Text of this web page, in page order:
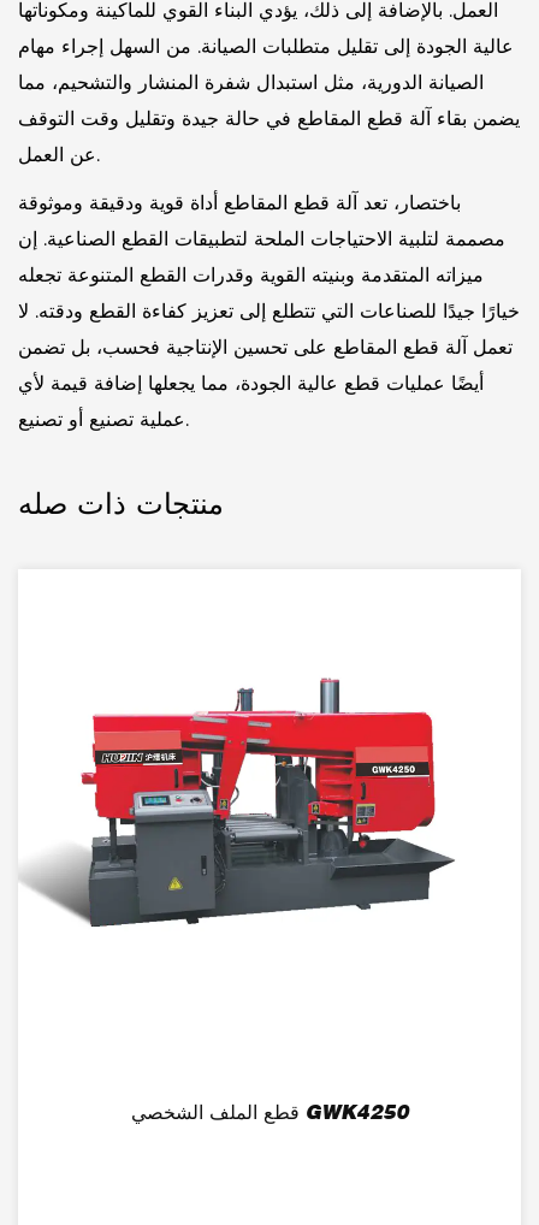
العمل. بالإضافة إلى ذلك، يؤدي البناء القوي للماكينة ومكوناتها
عالية الجودة إلى تقليل متطلبات الصيانة. من السهل إجراء مهام
الصيانة الدورية، مثل استبدال شفرة المنشار والتشحيم، مما
يضمن بقاء آلة قطع المقاطع في حالة جيدة وتقليل وقت التوقف
عن العمل.
باختصار، تعد آلة قطع المقاطع أداة قوية ودقيقة وموثوقة
مصممة لتلبية الاحتياجات الملحة لتطبيقات القطع الصناعية. إن
ميزاته المتقدمة وبنيته القوية وقدرات القطع المتنوعة تجعله
خيارًا جيدًا للصناعات التي تتطلع إلى تعزيز كفاءة القطع ودقته. لا
تعمل آلة قطع المقاطع على تحسين الإنتاجية فحسب، بل تضمن
أيضًا عمليات قطع عالية الجودة، مما يجعلها إضافة قيمة لأي
عملية تصنيع أو تصنيع.
منتجات ذات صله
قطع الملف الشخصي GWK4250